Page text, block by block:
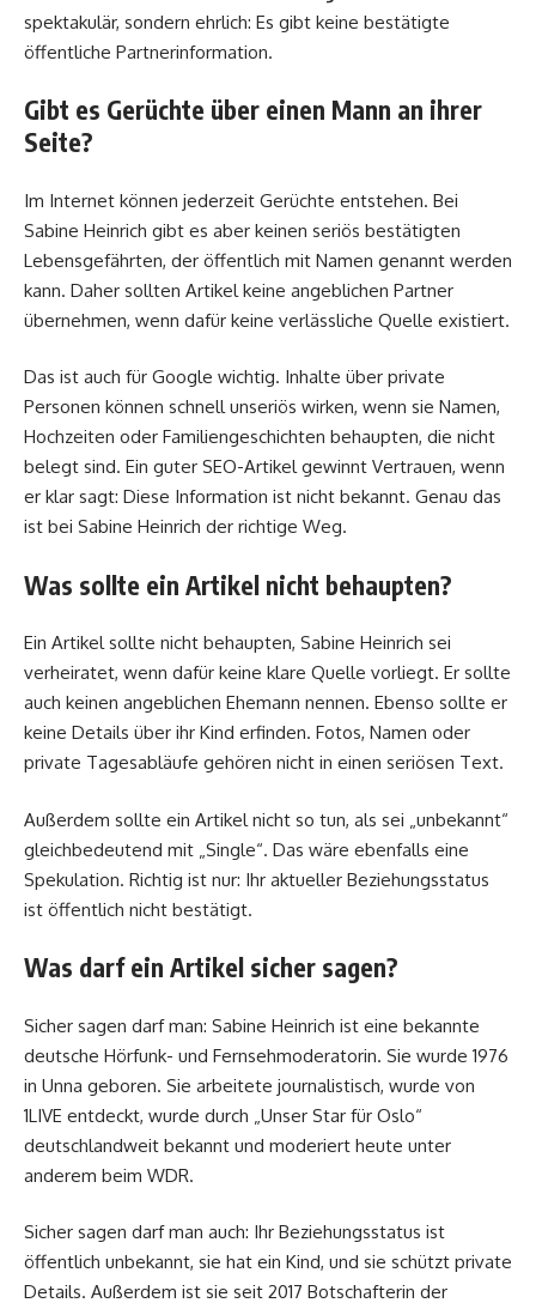
spektakulär, sondern ehrlich: Es gibt keine bestätigte
öffentliche Partnerinformation.
Gibt es Gerüchte über einen Mann an ihrer
Seite?
Im Internet können jederzeit Gerüchte entstehen. Bei
Sabine Heinrich gibt es aber keinen seriös bestätigten
Lebensgefährten, der öffentlich mit Namen genannt werden
kann. Daher sollten Artikel keine angeblichen Partner
übernehmen, wenn dafür keine verlässliche Quelle existiert.
Das ist auch für Google wichtig. Inhalte über private
Personen können schnell unseriös wirken, wenn sie Namen,
Hochzeiten oder Familiengeschichten behaupten, die nicht
belegt sind. Ein guter SEO-Artikel gewinnt Vertrauen, wenn
er klar sagt: Diese Information ist nicht bekannt. Genau das
ist bei Sabine Heinrich der richtige Weg.
Was sollte ein Artikel nicht behaupten?
Ein Artikel sollte nicht behaupten, Sabine Heinrich sei
verheiratet, wenn dafür keine klare Quelle vorliegt. Er sollte
auch keinen angeblichen Ehemann nennen. Ebenso sollte er
keine Details über ihr Kind erfinden. Fotos, Namen oder
private Tagesabläufe gehören nicht in einen seriösen Text.
Außerdem sollte ein Artikel nicht so tun, als sei „unbekannt“
gleichbedeutend mit „Single“. Das wäre ebenfalls eine
Spekulation. Richtig ist nur: Ihr aktueller Beziehungsstatus
ist öffentlich nicht bestätigt.
Was darf ein Artikel sicher sagen?
Sicher sagen darf man: Sabine Heinrich ist eine bekannte
deutsche Hörfunk- und Fernsehmoderatorin. Sie wurde 1976
in Unna geboren. Sie arbeitete journalistisch, wurde von
1LIVE entdeckt, wurde durch „Unser Star für Oslo“
deutschlandweit bekannt und moderiert heute unter
anderem beim WDR.
Sicher sagen darf man auch: Ihr Beziehungsstatus ist
öffentlich unbekannt, sie hat ein Kind, und sie schützt private
Details. Außerdem ist sie seit 2017 Botschafterin der